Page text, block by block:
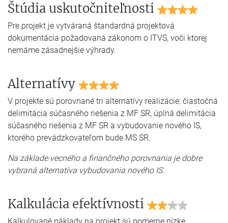
Štúdia uskutočniteľnosti
Pre projekt je vytváraná štandardná projektová
dokumentácia požadovaná zákonom o ITVS, voči ktorej
nemáme zásadnejšie výhrady.
Alternatívy
V projekte sú porovnané tri alternatívy realizácie: čiastočná
delimitácia súčasného riešenia z MF SR, úplná delimitácia
súčasného riešenia z MF SR a vybudovanie nového IS,
ktorého prevádzkovateľom bude MS SR.
Na základe vecného a finančného porovnania je dobre
vybraná alternatíva vybudovania nového IS.
Kalkulácia efektívnosti